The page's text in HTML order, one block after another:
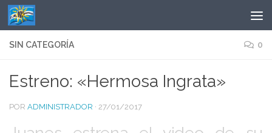
Saltar al contenido
SIN CATEGORÍA 0
Estreno: «Hermosa Ingrata»
POR ADMINISTRADOR · 27/01/2017